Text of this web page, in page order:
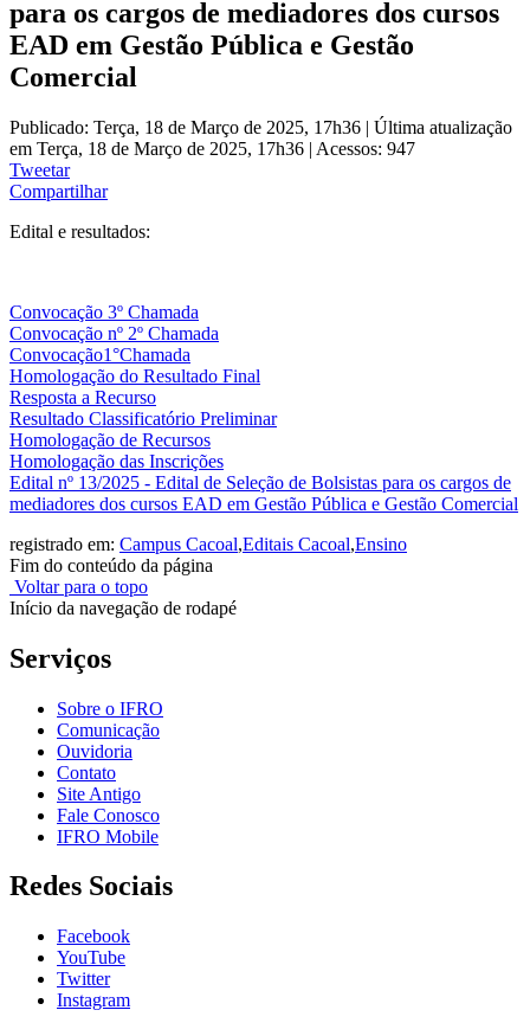
para os cargos de mediadores dos cursos
EAD em Gestão Pública e Gestão
Comercial
Publicado: Terça, 18 de Março de 2025, 17h36 | Última atualização
em Terça, 18 de Março de 2025, 17h36 | Acessos: 947
Tweetar
Compartilhar
Edital e resultados:
Convocação 3º Chamada
Convocação nº 2º Chamada
Convocação1°Chamada
Homologação do Resultado Final
Resposta a Recurso
Resultado Classificatório Preliminar
Homologação de Recursos
Homologação das Inscrições
Edital nº 13/2025 - Edital de Seleção de Bolsistas para os cargos de
mediadores dos cursos EAD em Gestão Pública e Gestão Comercial
registrado em: Campus Cacoal,Editais Cacoal,Ensino
Fim do conteúdo da página
Voltar para o topo
Início da navegação de rodapé
Serviços
Sobre o IFRO
Comunicação
Ouvidoria
Contato
Site Antigo
Fale Conosco
IFRO Mobile
Redes Sociais
Facebook
YouTube
Twitter
Instagram